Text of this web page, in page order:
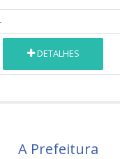
DETALHES
A Prefeitura